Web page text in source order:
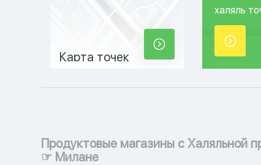
Карта точек
халяль
Продуктовые магазины с Халяльной
☞ Милане